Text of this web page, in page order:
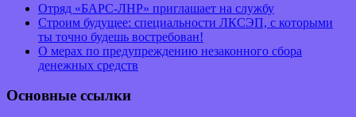
Отряд «БАРС-ЛНР» приглашает на службу
Строим будущее: специальности ЛКСЭП, с которыми
ты точно будешь востребован!
О мерах по предупреждению незаконного сбора
денежных средств
Основные ссылки